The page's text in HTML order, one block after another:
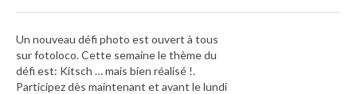
Un nouveau défi photo est ouvert à tous
sur fotoloco. Cette semaine le thème du
défi est: Kitsch … mais bien réalisé !.
Participez dès maintenant et avant le lundi